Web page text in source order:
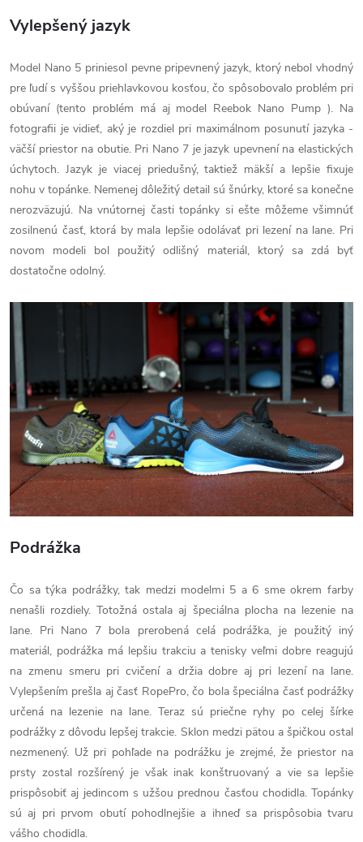
Vylepšený jazyk
Model Nano 5 priniesol pevne pripevnený jazyk, ktorý nebol vhodný
pre ľudí s vyššou priehlavkovou kosťou, čo spôsobovalo problém pri
obúvaní (tento problém má aj model Reebok Nano Pump ). Na
fotografii je vidieť, aký je rozdiel pri maximálnom posunutí jazyka -
väčší priestor na obutie. Pri Nano 7 je jazyk upevnení na elastických
úchytoch. Jazyk je viacej priedušný, taktiež mäkší a lepšie fixuje
nohu v topánke. Nemenej dôležitý detail sú šnúrky, ktoré sa konečne
nerozväzujú. Na vnútornej časti topánky si ešte môžeme všimnúť
zosilnenú časť, ktorá by mala lepšie odolávať pri lezení na lane. Pri
novom modeli bol použitý odlišný materiál, ktorý sa zdá byť
dostatočne odolný.
Podrážka
Čo sa týka podrážky, tak medzi modelmi 5 a 6 sme okrem farby
nenašli rozdiely. Totožná ostala aj špeciálna plocha na lezenie na
lane. Pri Nano 7 bola prerobená celá podrážka, je použitý iný
materiál, podrážka má lepšiu trakciu a tenisky veľmi dobre reagujú
na zmenu smeru pri cvičení a držia dobre aj pri lezení na lane.
Vylepšením prešla aj časť RopePro, čo bola špeciálna časť podrážky
určená na lezenie na lane. Teraz sú priečne ryhy po celej šírke
podrážky z dôvodu lepšej trakcie. Sklon medzi pätou a špičkou ostal
nezmenený. Už pri pohľade na podrážku je zrejmé, že priestor na
prsty zostal rozšírený je však inak konštruovaný a vie sa lepšie
prispôsobiť aj jedincom s užšou prednou časťou chodidla. Topánky
sú aj pri prvom obutí pohodlnejšie a ihneď sa prispôsobia tvaru
vášho chodidla.